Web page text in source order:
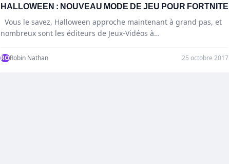
HALLOWEEN : NOUVEAU MODE DE JEU POUR FORTNITE
Vous le savez, Halloween approche maintenant à grand pas, et
nombreux sont les éditeurs de Jeux-Vidéos à…
RORobin Nathan 25 octobre 2017